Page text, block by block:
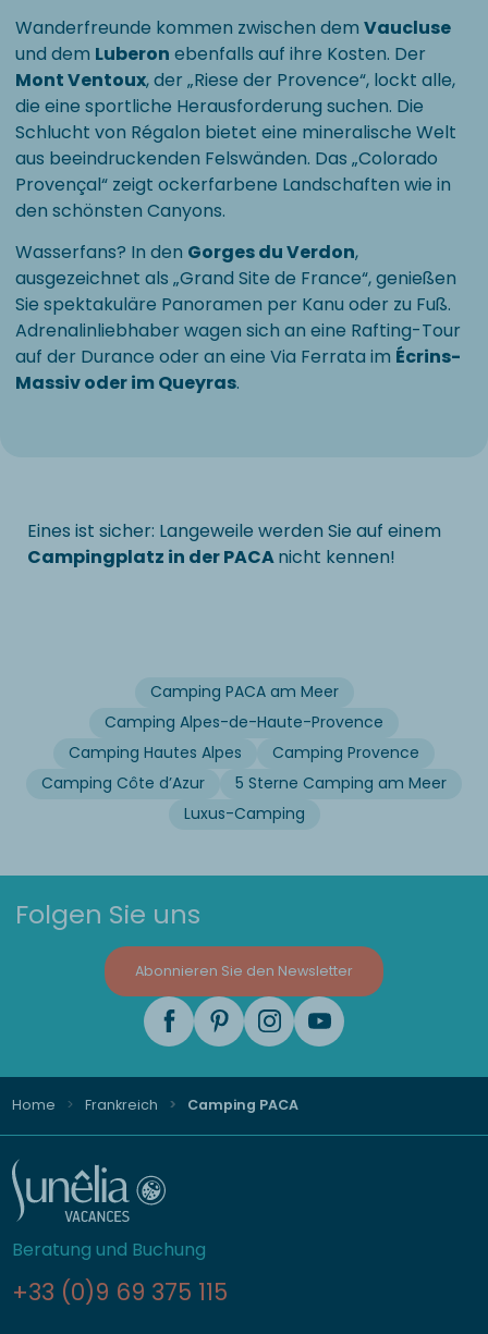
Wanderfreunde kommen zwischen dem Vaucluse
und dem Luberon ebenfalls auf ihre Kosten. Der
Mont Ventoux, der „Riese der Provence“, lockt alle,
die eine sportliche Herausforderung suchen. Die
Schlucht von Régalon bietet eine mineralische Welt
aus beeindruckenden Felswänden. Das „Colorado
Provençal“ zeigt ockerfarbene Landschaften wie in
den schönsten Canyons.
Wasserfans? In den Gorges du Verdon,
ausgezeichnet als „Grand Site de France“, genießen
Sie spektakuläre Panoramen per Kanu oder zu Fuß.
Adrenalinliebhaber wagen sich an eine Rafting-Tour
auf der Durance oder an eine Via Ferrata im Écrins-
Massiv oder im Queyras.
Eines ist sicher: Langeweile werden Sie auf einem
Campingplatz in der PACAnicht kennen!
Camping PACA am Meer
Camping Alpes-de-Haute-Provence
Camping Hautes Alpes
Camping Provence
Camping Côte d’Azur
5 Sterne Camping am Meer
Luxus-Camping
Folgen Sie uns
Abonnieren Sie den Newsletter
Home Frankreich Camping PACA
Beratung und Buchung
+33 (0)9 69 375 115